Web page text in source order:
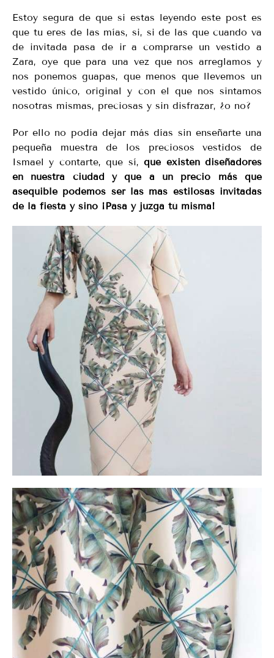
Estoy segura de que si estas leyendo este post es
que tu eres de las mías, si, si de las que cuando va
de invitada pasa de ir a comprarse un vestido a
Zara, oye que para una vez que nos arreglamos y
nos ponemos guapas, que menos que llevemos un
vestido único, original y con el que nos sintamos
nosotras mismas, preciosas y sin disfrazar, ¿o no?
Por ello no podía dejar más días sin enseñarte una
pequeña muestra de los preciosos vestidos de
Ismael y contarte, que sí,que existen diseñadores
en nuestra ciudad y que a un precio más que
asequible podemos ser las mas estilosas invitadas
de la fiesta y sino ¡Pasa y juzga tú misma!